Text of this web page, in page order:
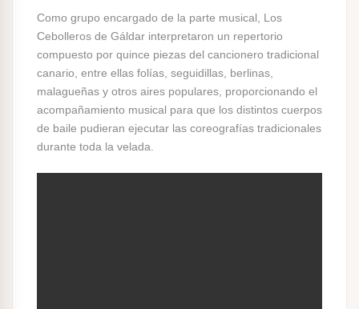
Como grupo encargado de la parte musical, Los
Cebolleros de Gáldar interpretaron un repertorio
compuesto por quince piezas del cancionero tradicional
canario, entre ellas folías, seguidillas, berlinas,
malagueñas y otros aires populares, proporcionando el
acompañamiento musical para que los distintos cuerpos
de baile pudieran ejecutar las coreografías tradicionales
durante toda la velada.